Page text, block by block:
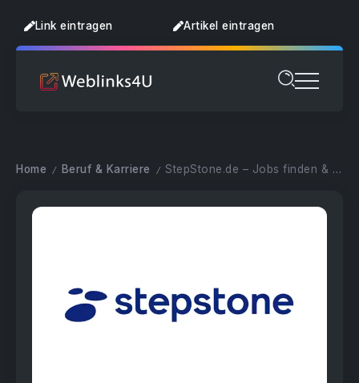
Link eintragen Artikel eintragen
Home / Beruf & Karriere / StepStone.de – Jobs finden & Karriere erfolgreich starten